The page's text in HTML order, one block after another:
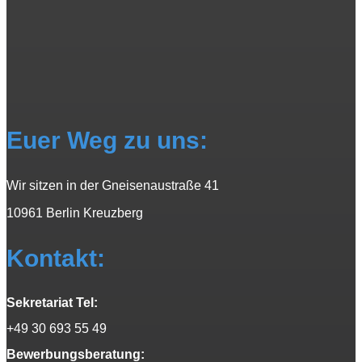
Euer Weg zu uns:
Wir sitzen in der Gneisenaustraße 41
10961 Berlin Kreuzberg
Kontakt:
Sekretariat Tel:
+49 30 693 55 49
Bewerbungsberatung: